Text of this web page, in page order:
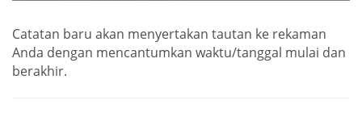
Catatan baru akan menyertakan tautan ke rekaman
Anda dengan mencantumkan waktu/tanggal mulai dan
berakhir.